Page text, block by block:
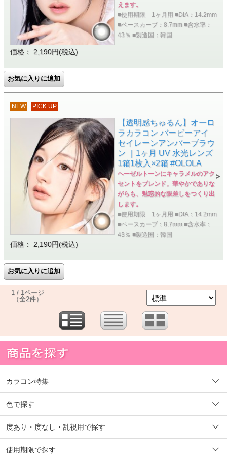
えます。
■使用期限 1ヶ月用 ■DIA：14.2mm
■ベースカーブ：8.7mm ■含水率：
43％ ■製造国：韓国
価格： 2,190円(税込)
NEW PICK UP
【透明感ちゅるん】オーロ
ラカラコン バービーアイ
セイレーンアンバーブラウ
ン ｜1ヶ月 UV 水光レンズ
1箱1枚入×2箱 #OLOLA
ヘーゼルトーンにキャラメルのアク
セントをブレンド。華やかでありな
がらも、魅惑的な眼差しをつくり出
します。
■使用期限 1ヶ月用 ■DIA：14.2mm
■ベースカーブ：8.7mm ■含水率：
43％ ■製造国：韓国
価格： 2,190円(税込)
1 / 1ページ
（全2件）
カラコン特集
色で探す
度あり・度なし・乱視用で探す
使用期限で探す